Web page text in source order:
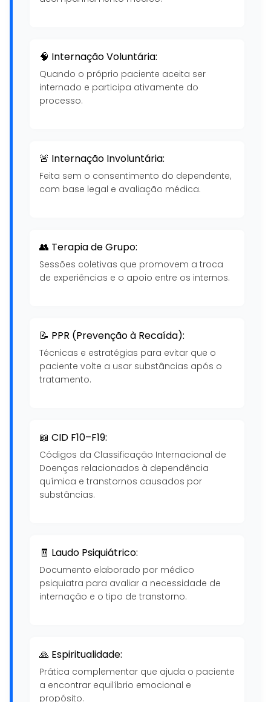
🧠 Internação Voluntária:
Quando o próprio paciente aceita ser
internado e participa ativamente do
processo.
🚨 Internação Involuntária:
Feita sem o consentimento do dependente,
com base legal e avaliação médica.
👥 Terapia de Grupo:
Sessões coletivas que promovem a troca
de experiências e o apoio entre os internos.
📝 PPR (Prevenção à Recaída):
Técnicas e estratégias para evitar que o
paciente volte a usar substâncias após o
tratamento.
📖 CID F10–F19:
Códigos da Classificação Internacional de
Doenças relacionados à dependência
química e transtornos causados por
substâncias.
🧾 Laudo Psiquiátrico:
Documento elaborado por médico
psiquiatra para avaliar a necessidade de
internação e o tipo de transtorno.
🙏 Espiritualidade:
Prática complementar que ajuda o paciente
a encontrar equilíbrio emocional e
propósito.